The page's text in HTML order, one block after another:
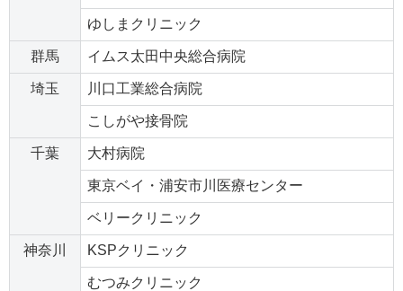
ゆしまクリニック
群馬 イムス太田中央総合病院
埼玉 川口工業総合病院
こしがや接骨院
千葉 大村病院
東京ベイ・浦安市川医療センター
ベリークリニック
神奈川 KSPクリニック
むつみクリニック